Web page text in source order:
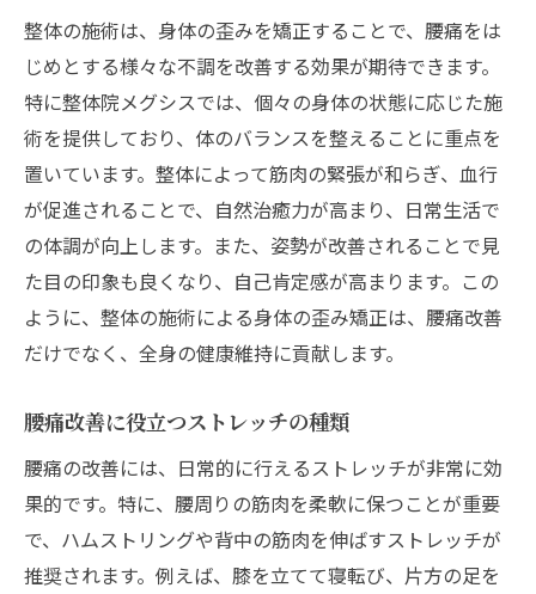
自宅でのストレッチ習慣の重要性
整体で期待できる腰痛改善の成果
ストレッチがもたらす身体の変化
整体とストレッチで続ける健康管理
体験者が語る整体とストレッチの効果
腰痛改善の新常識：整体とストレッチで得る健
康生活
腰痛改善に向けた整体施術の流れ
日常生活で取り入れるストレッチのコツ
腰痛予防に向けた生活習慣の見直し
整体師が教える正しいストレッチ法
健康な身体を維持するための整体活用法
長時間のデスクワークが引き起こす腰痛を整体
で和らげる方法
整体の施術は、身体の歪みを矯正することで、腰痛をは
じめとする様々な不調を改善する効果が期待できます。
特に整体院メグシスでは、個々の身体の状態に応じた施
術を提供しており、体のバランスを整えることに重点を
置いています。整体によって筋肉の緊張が和らぎ、血行
が促進されることで、自然治癒力が高まり、日常生活で
の体調が向上します。また、姿勢が改善されることで見
た目の印象も良くなり、自己肯定感が高まります。この
ように、整体の施術による身体の歪み矯正は、腰痛改善
だけでなく、全身の健康維持に貢献します。
腰痛改善に役立つストレッチの種類
腰痛の改善には、日常的に行えるストレッチが非常に効
果的です。特に、腰周りの筋肉を柔軟に保つことが重要
で、ハムストリングや背中の筋肉を伸ばすストレッチが
推奨されます。例えば、膝を立てて寝転び、片方の足を